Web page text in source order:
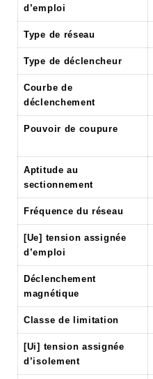
d’emploi
Type de réseau
Type de déclencheur
Courbe de
déclenchement
Pouvoir de coupure
Aptitude au
sectionnement
Fréquence du réseau
[Ue] tension assignée
d’emploi
Déclenchement
magnétique
Classe de limitation
[Ui] tension assignée
d’isolement